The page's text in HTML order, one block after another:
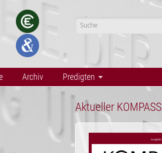
Suchformular
Archiv Predigten
Aktueller KOMPASS